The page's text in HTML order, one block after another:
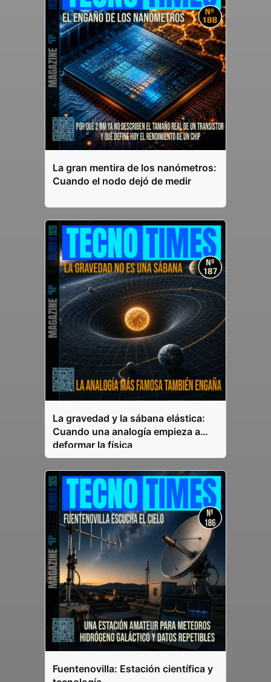
La gran mentira de los nanómetros:
Cuando el nodo dejó de medir
La gravedad y la sábana elástica:
Cuando una analogía empieza a
deformar la física
Fuentenovilla: Estación científica y